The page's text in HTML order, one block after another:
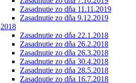
Zasadnutie zo dňa 11.11.2019
Zasadnutie zo dňa 9.12.2019
2018
Zasadnutie zo dňa 22.1.2018
Zasadnutie zo dňa 26.2.2018
Zasadnutie zo dňa 26.3.2018
Zasadnutie zo dňa 30.4.2018
Zasadnutie zo dňa 28.5.2018
Zasadnutie zo dňa 16.7.2018